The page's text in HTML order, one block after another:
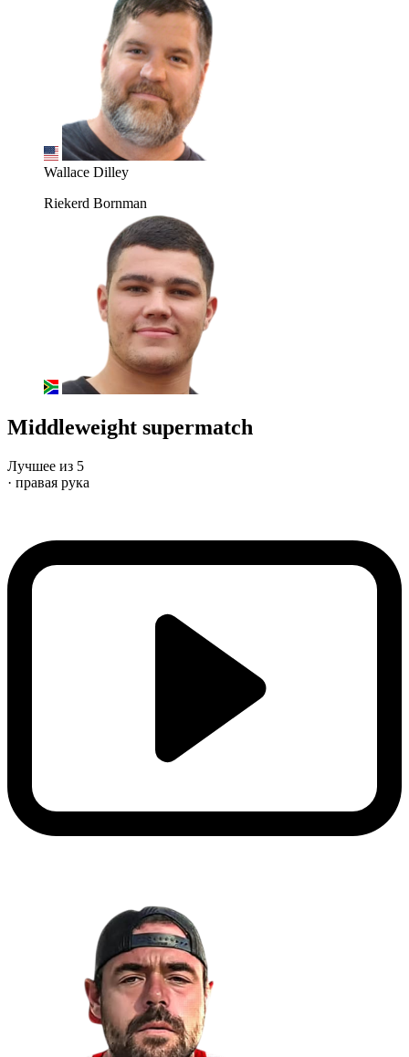
Wallace Dilley
Riekerd Bornman
Middleweight supermatch
Лучшее из 5
· правая рука